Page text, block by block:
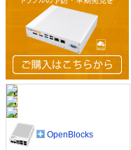
OpenBlocks